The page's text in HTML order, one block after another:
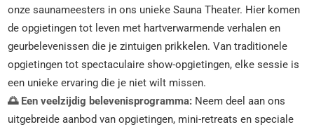
onze saunameesters in ons unieke Sauna Theater. Hier komen
de opgietingen tot leven met hartverwarmende verhalen en
geurbelevenissen die je zintuigen prikkelen. Van traditionele
opgietingen tot spectaculaire show-opgietingen, elke sessie is
een unieke ervaring die je niet wilt missen.
🌅 Een veelzijdig belevenisprogramma: Neem deel aan ons
uitgebreide aanbod van opgietingen, mini-retreats en speciale